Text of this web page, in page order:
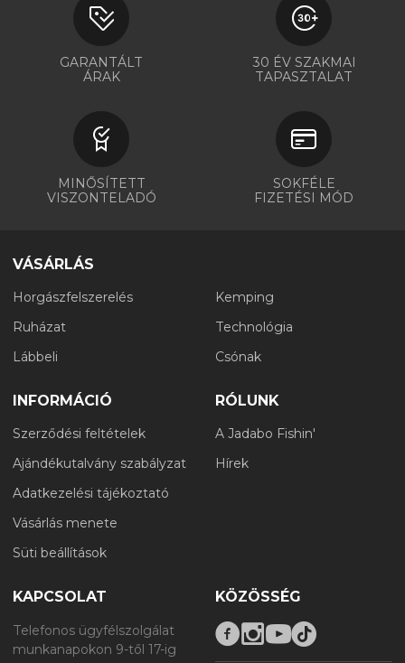
GARANTÁLT
ÁRAK
30 ÉV SZAKMAI
TAPASZTALAT
MINŐSÍTETT
VISZONTELADÓ
SOKFÉLE
FIZETÉSI MÓD
VÁSÁRLÁS
Horgászfelszerelés
Ruházat
Lábbeli
Kemping
Technológia
Csónak
INFORMÁCIÓ
Szerződési feltételek
Ajándékutalvány szabályzat
Adatkezelési tájékoztató
Vásárlás menete
Süti beállítások
RÓLUNK
A Jadabo Fishin'
Hírek
KAPCSOLAT
Telefonos ügyfélszolgálat
munkanapokon 9-től 17-ig
KÖZÖSSÉG